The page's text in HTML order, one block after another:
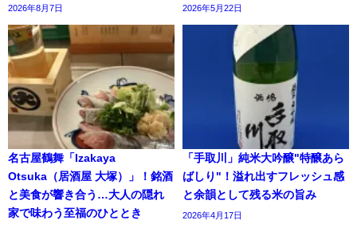
2026年8月7日 2026年5月22日
名古屋鶴舞「Izakaya
Otsuka（居酒屋 大塚）」！銘酒
と美食が響き合う…大人の隠れ
家で味わう至福のひととき
「手取川」純米大吟醸"特醸あら
ばしり"！溢れ出すフレッシュ感
と余韻として残る米の旨み
2026年4月17日